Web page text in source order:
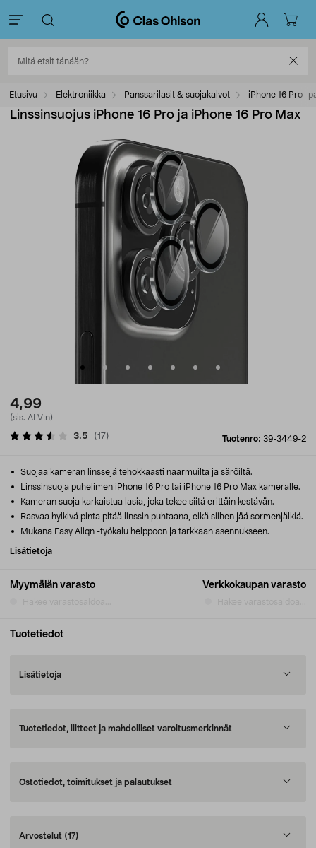
Etusivu Elektroniikka Panssarilasit & suojakalvot iPhone 16 Pro -
Linssinsuojus iPhone 16 Pro ja iPhone 16 Pro Max
4,99
(sis. ALV:n)
Tuotenro: 39-3449-2
3.5 (17)
Myymälän varasto Verkkokaupan varasto
Suojaa kameran linssejä tehokkaasti naarmuilta ja säröiltä.
Linssinsuoja puhelimen iPhone 16 Pro tai iPhone 16 Pro Max kameralle.
Kameran suoja karkaistua lasia, joka tekee siitä erittäin kestävän.
Rasvaa hylkivä pinta pitää linssin puhtaana, eikä siihen jää sormenjälkiä.
Mukana Easy Align -työkalu helppoon ja tarkkaan asennukseen.
Lisätietoja
Tuotetiedot
Lisätietoja
Tuotetiedot, liitteet ja mahdolliset varoitusmerkinnät
Ostotiedot, toimitukset ja palautukset
Arvostelut (17)